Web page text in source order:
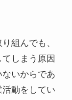
組んでも、
しまう原因
いからであ
動をしてい